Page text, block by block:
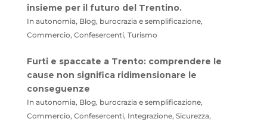
insieme per il futuro del Trentino.
In autonomia, Blog, burocrazia e semplificazione,
Commercio, Confesercenti, Turismo
Furti e spaccate a Trento: comprendere le
cause non significa ridimensionare le
conseguenze
In autonomia, Blog, burocrazia e semplificazione,
Commercio, Confesercenti, Integrazione, Sicurezza,